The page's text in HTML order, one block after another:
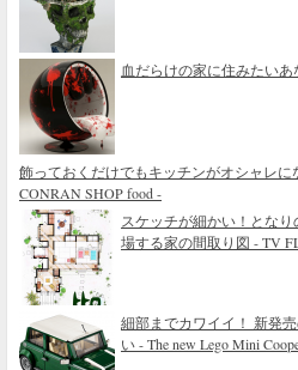
血だらけの家に住みたいあ
飾っておくだけでもキッチンがオシャレ
CONRAN SHOP food -
スケッチが細かい！とな
場する家の間取り図 - TV
細部までカワイイ！ 新発
い - The new Lego Mini